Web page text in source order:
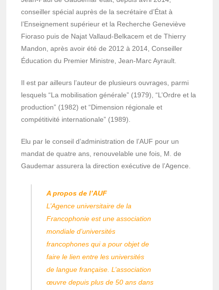
conseiller spécial auprès de la secrétaire d’État à
l’Enseignement supérieur et la Recherche Geneviève
Fioraso puis de Najat Vallaud-Belkacem et de Thierry
Mandon, après avoir été de 2012 à 2014, Conseiller
Éducation du Premier Ministre, Jean-Marc Ayrault.
Il est par ailleurs l’auteur de plusieurs ouvrages, parmi
lesquels “La mobilisation générale” (1979), “L’Ordre et la
production” (1982) et “Dimension régionale et
compétitivité internationale” (1989).
Elu par le conseil d’administration de l’AUF pour un
mandat de quatre ans, renouvelable une fois, M. de
Gaudemar assurera la direction exécutive de l’Agence.
A propos de l’AUF
L’Agence universitaire de la
Francophonie est une association
mondiale d’universités
francophones qui a pour objet de
faire le lien entre les universités
de langue française. L’association
œuvre depuis plus de 50 ans dans